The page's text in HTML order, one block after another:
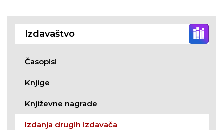
Izdavaštvo
Časopisi
Knjige
Književne nagrade
Izdanja drugih izdavača